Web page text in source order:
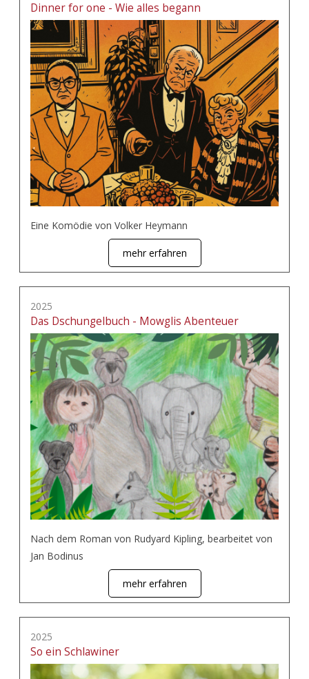
Dinner for one - Wie alles begann
Eine Komödie von Volker Heymann
mehr erfahren
2025
Das Dschungelbuch - Mowglis Abenteuer
Nach dem Roman von Rudyard Kipling, bearbeitet von
Jan Bodinus
mehr erfahren
2025
So ein Schlawiner